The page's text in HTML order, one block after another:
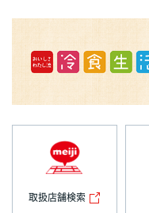
取扱店舗検索